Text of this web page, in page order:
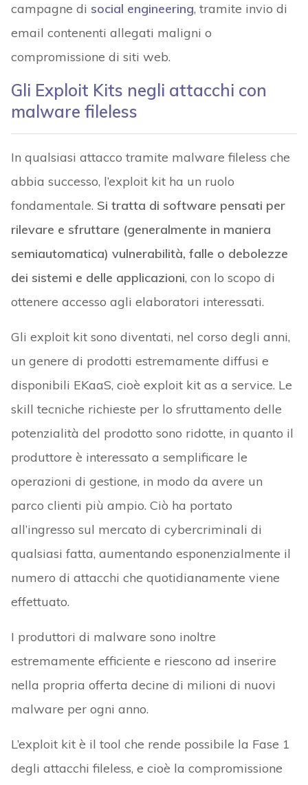
campagne di social engineering, tramite invio di
email contenenti allegati maligni o
compromissione di siti web.
Gli Exploit Kits negli attacchi con
malware fileless
In qualsiasi attacco tramite malware fileless che
abbia successo, l’exploit kit ha un ruolo
fondamentale. Si tratta di software pensati per
rilevare e sfruttare (generalmente in maniera
semiautomatica) vulnerabilità, falle o debolezze
dei sistemi e delle applicazioni, con lo scopo di
ottenere accesso agli elaboratori interessati.
Gli exploit kit sono diventati, nel corso degli anni,
un genere di prodotti estremamente diffusi e
disponibili EKaaS, cioè exploit kit as a service. Le
skill tecniche richieste per lo sfruttamento delle
potenzialità del prodotto sono ridotte, in quanto il
produttore è interessato a semplificare le
operazioni di gestione, in modo da avere un
parco clienti più ampio. Ciò ha portato
all’ingresso sul mercato di cybercriminali di
qualsiasi fatta, aumentando esponenzialmente il
numero di attacchi che quotidianamente viene
effettuato.
I produttori di malware sono inoltre
estremamente efficiente e riescono ad inserire
nella propria offerta decine di milioni di nuovi
malware per ogni anno.
L’exploit kit è il tool che rende possibile la Fase 1
degli attacchi fileless, e cioè la compromissione